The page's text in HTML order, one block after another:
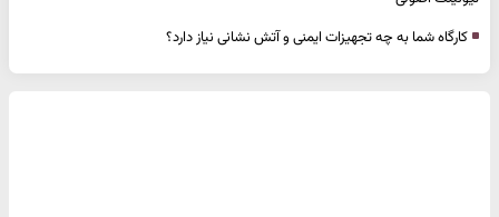
کارگاه شما به چه تجهیزات ایمنی و آتش نشانی نیاز دارد؟